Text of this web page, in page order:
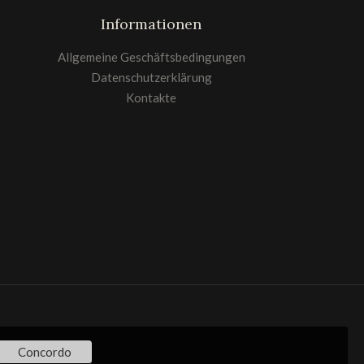
Informationen
Allgemeine Geschäftsbedingungen
Datenschutzerklärung
Kontakte
Concordo